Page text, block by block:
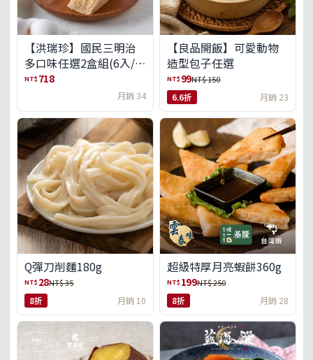
【洪瑞珍】國民三明治
多口味任選2盒組(6入/
盒)(免運)
NT$ 718
月銷 34
【良品開飯】可愛動物
造型包子任選
NT$ 99NT$ 150
6.6折 月銷 23
Q彈刀削麵180g
NT$ 28NT$ 35
8折 月銷 10
超級特厚月亮蝦餅360g
NT$ 199NT$ 250
8折 月銷 28